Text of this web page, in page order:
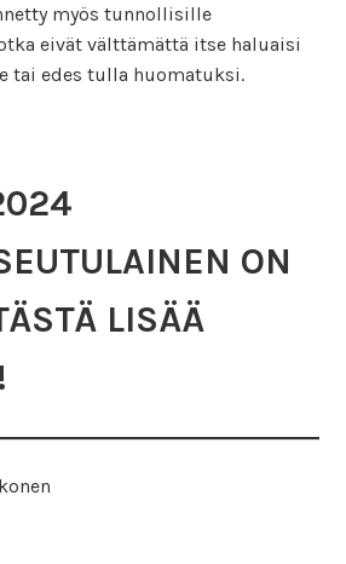
myös tunnollisille
eivät välttämättä itse haluaisi
tai edes tulla huomatuksi.
ON
LISÄÄ